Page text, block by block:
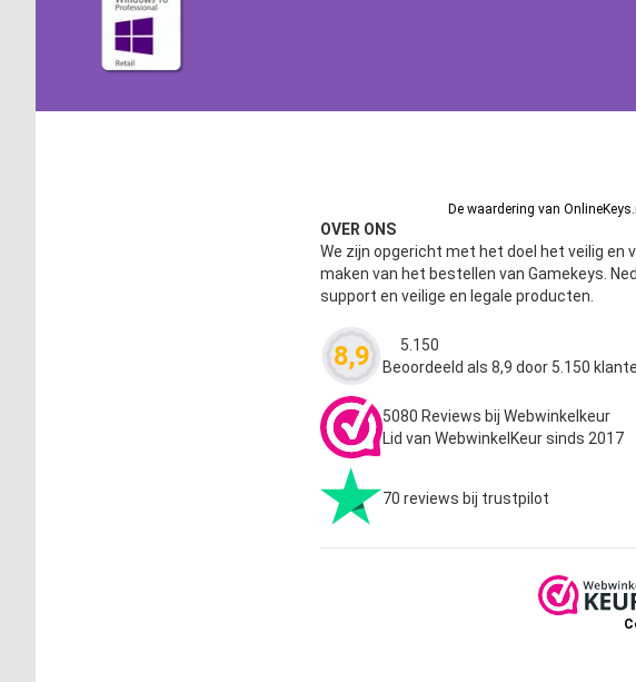
De waardering van
OVER ONS
We zijn opgericht met het doel het veilig en
maken van het bestellen van Gamekeys.
support en veilige en legale producten.
8,9 Waardering
5.150
Beoordeeld als 8,9 door 5.150
5080 Reviews bij Webwinkelkeur
Lid van WebwinkelKeur sinds 2017
70 reviews bij trustpilot